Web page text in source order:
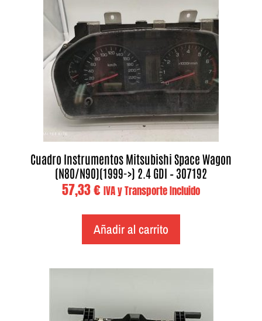
Cuadro Instrumentos Mitsubishi Space Wagon
(N80/N90)(1999->) 2.4 GDI – 307192
57,33€ IVA y Transporte Incluido
Añadir al carrito